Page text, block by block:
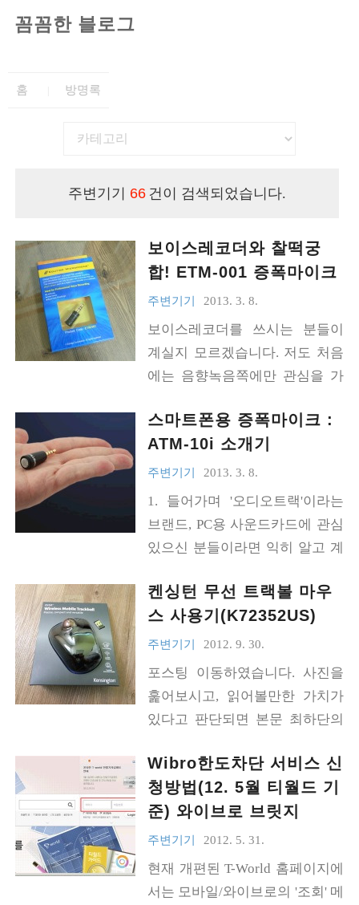
꼼꼼한 블로그
홈 방명록
주변기기 66 건이 검색되었습니다.
보이스레코더와 찰떡궁
합! ETM-001 증폭마이크
주변기기 2013. 3. 8.
보이스레코더를 쓰시는 분들이
계실지 모르겠습니다. 저도 처음
에는 음향녹음쪽에만 관심을 가
접하고보니 만만하게 볼 물건은
아니더군요. 값비싼 제품들이야
물론 제 값어치를 하겠지만, 굳이
스테레오 녹음이 필요없다면10
만원 미만의 국산제품들도 기본
적인 기능은 괜찮게 나옵니다.(사
은 큰 필요성을 못느끼는 1ㅅ) 그
런데 10만원 미만의 제품도 어디
다는 얘기지, 성능적으로 좋다고
는 장담을 못하겠습니다. 보이스
레코더의 생명은 얼마나 잡음없
이 깨끗하게 소리를 담아내느냐
장마이크가 메인보드랑 붙어있
어서, 메인보드의 노이즈를 고스
란히 마이크쪽에 전해주거든요.
(내장마이크로 녹음했더니, 모기
소리만한 소리에 무지..
스마트폰용 증폭마이크 :
ATM-10i 소개기
주변기기 2013. 3. 8.
1. 들어가며 '오디오트랙'이라는
브랜드, PC용 사운드카드에 관심
있으신 분들이라면 익히 알고 계
사운드카드로 광출력 받아서 MD
R에 녹음하던 게 엊그제 같은
데...). 각설하고요, ▲ 이미지 출
처 : 제품 홈페이지 오디오트랙에
서 최신 스마트폰 이용자를 중심
으로 증폭마이크(고감도마이크)
청했었고, 운 좋게 테스트용 제품
을 제공받을 수 있었습니다. 사실
다른 분들보다 2~3일 정도 늦게
보냈더니 반응이 없...;;; 그래서
신청서 다시 작성하고 징징거려
봤더니 결국 보내주시더군요. 개
켄싱턴 무선 트랙볼 마우
스 사용기(K72352US)
주변기기 2012. 9. 30.
포스팅 이동하였습니다. 사진을
훑어보시고, 읽어볼만한 가치가
있다고 판단되면 본문 최하단의
감사합니다. https://www.sobi.tip
s/켄싱턴-무선-트랙볼-k72352us-
사용기/
Wibro한도차단 서비스 신
청방법(12. 5월 티월드 기
준) 와이브로 브릿지
주변기기 2012. 5. 31.
현재 개편된 T-World 홈페이지에
서는 모바일/와이브로의 '조회' 메